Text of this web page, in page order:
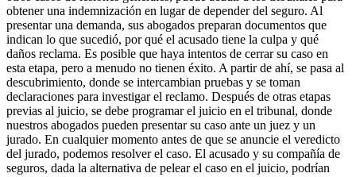
obtener una indemnización en lugar de depender del seguro. Al
presentar una demanda, sus abogados preparan documentos que
indican lo que sucedió, por qué el acusado tiene la culpa y qué
daños reclama. Es posible que haya intentos de cerrar su caso en
esta etapa, pero a menudo no tienen éxito. A partir de ahí, se pasa al
descubrimiento, donde se intercambian pruebas y se toman
declaraciones para investigar el reclamo. Después de otras etapas
previas al juicio, se debe programar el juicio en el tribunal, donde
nuestros abogados pueden presentar su caso ante un juez y un
jurado. En cualquier momento antes de que se anuncie el veredicto
del jurado, podemos resolver el caso. El acusado y su compañía de
seguros, dada la alternativa de pelear el caso en el juicio, podrían